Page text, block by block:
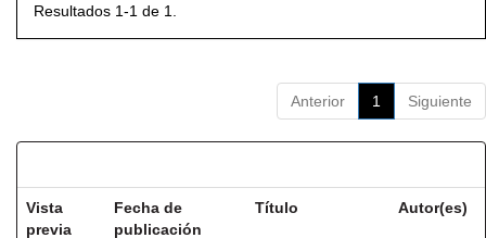
Resultados 1-1 de 1.
Anterior 1 Siguiente
Vista
previa
Fecha de
publicación
Título Autor(es)